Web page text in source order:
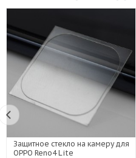
Защитное стекло на камеру для
OPPO Reno4 Lite